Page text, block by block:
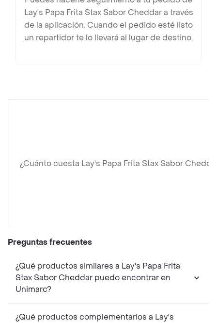
Lay's Papa Frita Stax Sabor Cheddar a través
de la aplicación. Cuando el pedido esté listo
un repartidor te lo llevará al lugar de destino.
¿Cuánto cuesta Lay's Papa Frita Stax Sabor
Preguntas frecuentes
¿Qué productos similares a Lay's Papa Frita
Stax Sabor Cheddar puedo encontrar en
Unimarc?
¿Qué productos complementarios a Lay's